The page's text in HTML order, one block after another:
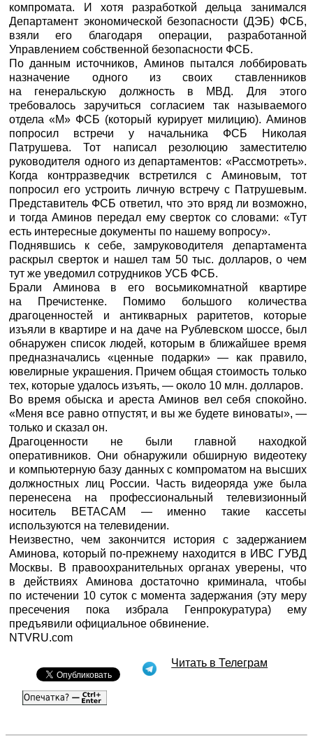
компромата. И хотя разработкой дельца занимался
Департамент экономической безопасности (ДЭБ) ФСБ,
взяли его благодаря операции, разработанной
Управлением собственной безопасности ФСБ.
По данным источников, Аминов пытался лоббировать
назначение одного из своих ставленников
на генеральскую должность в МВД. Для этого
требовалось заручиться согласием так называемого
отдела «М» ФСБ (который курирует милицию). Аминов
попросил встречи у начальника ФСБ Николая
Патрушева. Тот написал резолюцию заместителю
руководителя одного из департаментов: «Рассмотреть».
Когда контрразведчик встретился с Аминовым, тот
попросил его устроить личную встречу с Патрушевым.
Представитель ФСБ ответил, что это вряд ли возможно,
и тогда Аминов передал ему сверток со словами: «Тут
есть интересные документы по нашему вопросу».
Поднявшись к себе, замруководителя департамента
раскрыл сверток и нашел там 50 тыс. долларов, о чем
тут же уведомил сотрудников УСБ ФСБ.
Брали Аминова в его восьмикомнатной квартире
на Пречистенке. Помимо большого количества
драгоценностей и антикварных раритетов, которые
изъяли в квартире и на даче на Рублевском шоссе, был
обнаружен список людей, которым в ближайшее время
предназначались «ценные подарки» — как правило,
ювелирные украшения. Причем общая стоимость только
тех, которые удалось изъять, — около 10 млн. долларов.
Во время обыска и ареста Аминов вел себя спокойно.
«Меня все равно отпустят, и вы же будете виноваты», —
только и сказал он.
Драгоценности не были главной находкой
оперативников. Они обнаружили обширную видеотеку
и компьютерную базу данных с компроматом на высших
должностных лиц России. Часть видеоряда уже была
перенесена на профессиональный телевизионный
носитель BETACAM — именно такие кассеты
используются на телевидении.
Неизвестно, чем закончится история с задержанием
Аминова, который по-прежнему находится в ИВС ГУВД
Москвы. В правоохранительных органах уверены, что
в действиях Аминова достаточно криминала, чтобы
по истечении 10 суток с момента задержания (эту меру
пресечения пока избрала Генпрокуратура) ему
предъявили официальное обвинение.
NTVRU.com
Читать в Телеграм